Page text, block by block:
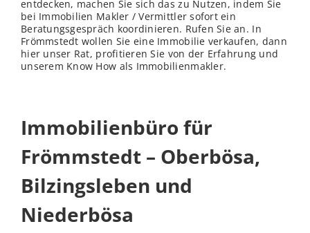
entdecken, machen Sie sich das zu Nutzen, indem Sie
bei Immobilien Makler / Vermittler sofort ein
Beratungsgespräch koordinieren. Rufen Sie an. In
Frömmstedt wollen Sie eine Immobilie verkaufen, dann
hier unser Rat, profitieren Sie von der Erfahrung und
unserem Know How als Immobilienmakler.
Immobilienbüro für
Frömmstedt – Oberbösa,
Bilzingsleben und
Niederbösa